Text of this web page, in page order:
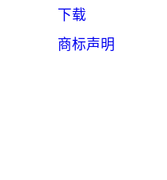
下载
商标声明